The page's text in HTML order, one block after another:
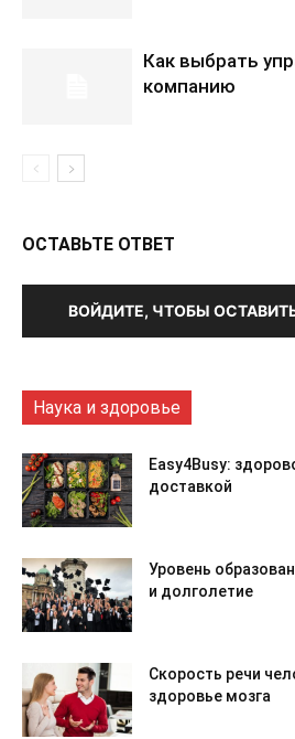
Как выбрать
компанию
ОСТАВЬТЕ ОТВЕТ
ВОЙДИТЕ, ЧТОБЫ
Наука и здоровье
Easy4Busy:
доставкой
Уровень
и долголетие
Скорость речи
здоровье мозга